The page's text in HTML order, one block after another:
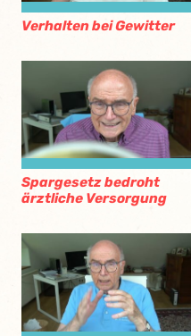
Verhalten bei Gewitter
Spargesetz bedroht
ärztliche Versorgung